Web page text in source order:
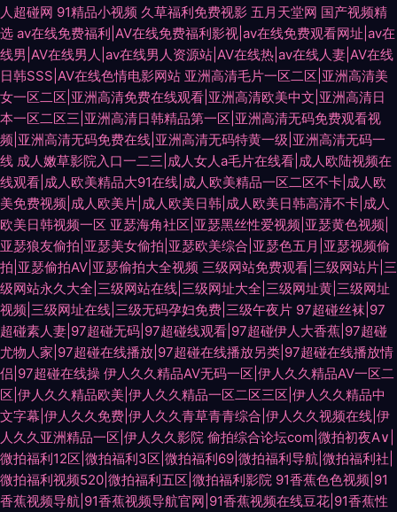
人超碰网 91精品小视频 久草福利免费视影 五月天堂网 国产视频精
选 av在线免费福利|AV在线免费福利影视|av在线免费观看网址|av在
线男|AV在线男人|av在线男人资源站|AV在线热|av在线人妻|AV在线
日韩SSS|AV在线色情电影网站 亚洲高清毛片一区二区|亚洲高清美
女一区二区|亚洲高清免费在线观看|亚洲高清欧美中文|亚洲高清日
本一区二区三|亚洲高清日韩精品第一区|亚洲高清无码免费观看视
频|亚洲高清无码免费在线|亚洲高清无码特黄一级|亚洲高清无码一
线 成人嫩草影院入口一二三|成人女人a毛片在线看|成人欧陆视频在
线观看|成人欧美精品大91在线|成人欧美精品一区二区不卡|成人欧
美免费视频|成人欧美片|成人欧美日韩|成人欧美日韩高清不卡|成人
欧美日韩视频一区 亚瑟海角社区|亚瑟黑丝性爱视频|亚瑟黄色视频|
亚瑟狼友偷拍|亚瑟美女偷拍|亚瑟欧美综合|亚瑟色五月|亚瑟视频偷
拍|亚瑟偷拍AV|亚瑟偷拍大全视频 三级网站免费观看|三级网站片|三
级网站永久大全|三级网站在线|三级网址大全|三级网址黄|三级网址
视频|三级网址在线|三级无码孕妇免费|三级午夜片 97超碰丝袜|97
超碰素人妻|97超碰无码|97超碰线观看|97超碰伊人大香蕉|97超碰
尤物人家|97超碰在线播放|97超碰在线播放另类|97超碰在线播放情
侣|97超碰在线操 伊人久久精品AV无码一区|伊人久久精品AV一区二
区|伊人久久精品欧美|伊人久久精品一区二区三区|伊人久久精品中
文字幕|伊人久久免费|伊人久久青草青青综合|伊人久久视频在线|伊
人久久亚洲精品一区|伊人久久影院 偷拍综合论坛com|微拍初夜A∨|
微拍福利12区|微拍福利3区|微拍福利69|微拍福利导航|微拍福利社|
微拍福利视频520|微拍福利五区|微拍福利影院 91香蕉色色视频|91
香蕉视频导航|91香蕉视频导航官网|91香蕉视频在线豆花|91香蕉性